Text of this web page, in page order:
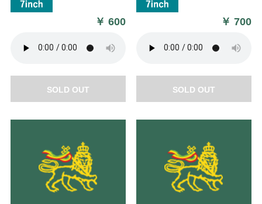
￥600
SOLD OUT
￥700
SOLD OUT